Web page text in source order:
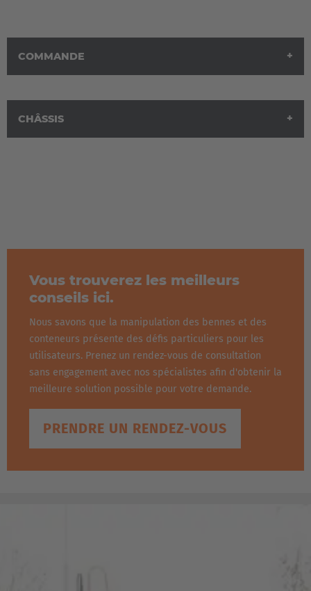
COMMANDE
CHÂSSIS
Vous trouverez les meilleurs
conseils ici.
Nous savons que la manipulation des bennes et des
conteneurs présente des défis particuliers pour les
utilisateurs. Prenez un rendez-vous de consultation
sans engagement avec nos spécialistes afin d'obtenir la
meilleure solution possible pour votre demande.
PRENDRE UN RENDEZ-VOUS